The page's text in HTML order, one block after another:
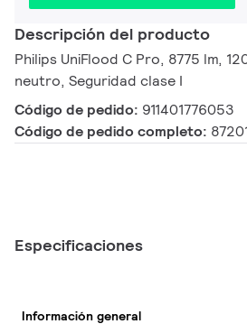
Descripción del producto
Philips UniFlood C Pro, 8775 lm,
neutro, Seguridad clase I
Código de pedido: 911401776053
Código de pedido completo:
Especificaciones
Información general